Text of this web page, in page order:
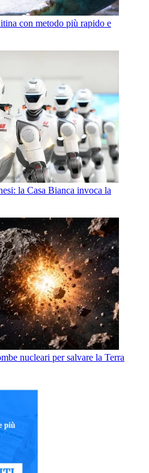
con metodo più rapido e
la Casa Bianca invoca la
nucleari per salvare la Terra